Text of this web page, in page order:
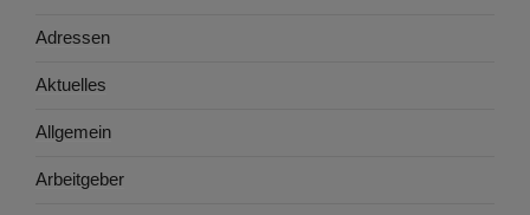
Adressen
Aktuelles
Allgemein
Arbeitgeber